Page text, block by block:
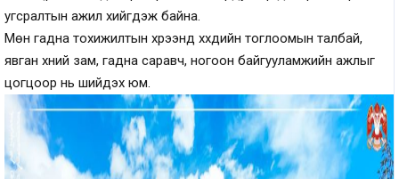
угсралтын ажил хийгдэж байна.
Мөн гадна тохижилтын хүрээнд хүүхдийн тоглоомын талбай,
явган хүний зам, гадна саравч, ногоон байгууламжийн ажлыг
цогцоор нь шийдэх юм.